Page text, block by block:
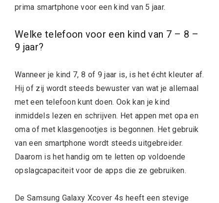
prima smartphone voor een kind van 5 jaar.
Welke telefoon voor een kind van 7 – 8 –
9 jaar?
Wanneer je kind 7, 8 of 9 jaar is, is het écht kleuter af.
Hij of zij wordt steeds bewuster van wat je allemaal
met een telefoon kunt doen. Ook kan je kind
inmiddels lezen en schrijven. Het appen met opa en
oma of met klasgenootjes is begonnen. Het gebruik
van een smartphone wordt steeds uitgebreider.
Daarom is het handig om te letten op voldoende
opslagcapaciteit voor de apps die ze gebruiken.
De Samsung Galaxy Xcover 4s heeft een stevige